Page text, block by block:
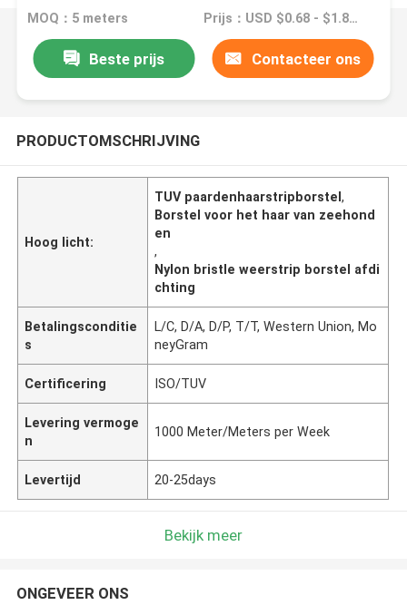
MOQ：5 meters Prijs：USD $0.68 - $1.80 meters
Beste prijs Contacteer ons
PRODUCTOMSCHRIJVING
Hoog licht:
TUV paardenhaarstripborstel,
Borstel voor het haar van zeehond
en
,
Nylon bristle weerstrip borstel afdi
chting
Betalingsconditie
s
L/C, D/A, D/P, T/T, Western Union, Mo
neyGram
Certificering ISO/TUV
Levering vermoge
n
1000 Meter/Meters per Week
Levertijd 20-25days
Bekijk meer
ONGEVEER ONS